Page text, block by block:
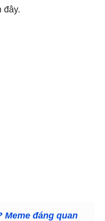
đây.
Meme đáng quan